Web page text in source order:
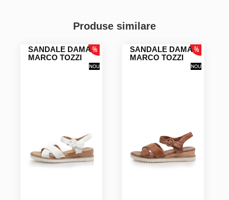
Produse similare
SANDALE DAMA
MARCO TOZZI
SANDALE DAMA
MARCO TOZZI